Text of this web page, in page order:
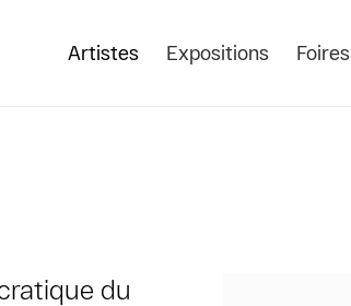
Artistes Expositions Foires
du